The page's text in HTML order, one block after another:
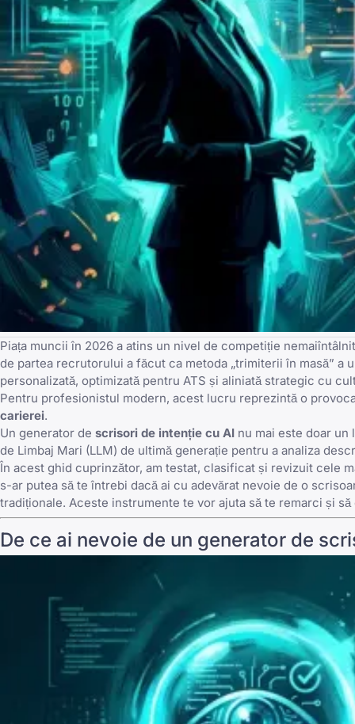
Piața muncii în 2026 a atins un nivel de competiție
de partea recrutorului a făcut ca metoda „trimiterii în masă” a
personalizată, optimizată pentru ATS și aliniată strategic cu
Pentru profesionistul modern, acest lucru reprezintă o
carierei.
Un generator de scrisori de intenție cu AI nu mai este doar
de Limbaj Mari (LLM) de ultimă generație pentru a analiza
În acest ghid cuprinzător, am testat, clasificat și revizuit cele
s-ar putea să te întrebi dacă ai cu adevărat nevoie de o
tradiționale. Aceste instrumente te vor ajuta să te remarci și
De ce ai nevoie de un generator de